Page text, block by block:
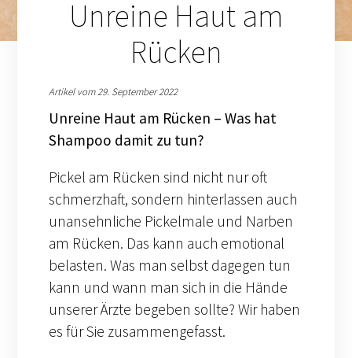
Unreine Haut am
Rücken
Artikel vom 29. September 2022
Unreine Haut am Rücken – Was hat
Shampoo damit zu tun?
Pickel am Rücken sind nicht nur oft
schmerzhaft, sondern hinterlassen auch
unansehnliche Pickelmale und Narben
am Rücken. Das kann auch emotional
belasten. Was man selbst dagegen tun
kann und wann man sich in die Hände
unserer Ärzte begeben sollte? Wir haben
es für Sie zusammengefasst.